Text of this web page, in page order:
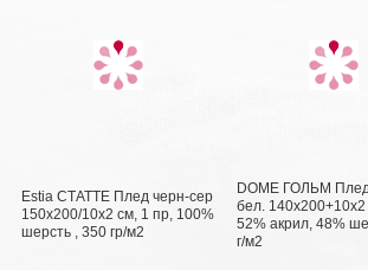
Estia СТАТТЕ Плед черн-сер
150х200/10х2 см, 1 пр, 100%
шерсть , 350 гр/м2
DOME ГОЛЬМ
бел.
52% акрил, 48%
г/м2